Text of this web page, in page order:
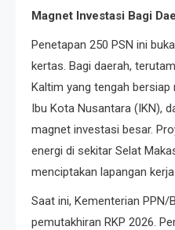
Magnet Investasi Bagi
Penetapan 250 PSN ini
kertas. Bagi daerah,
Kaltim yang tengah
Ibu Kota Nusantara (IKN),
magnet investasi besar.
energi di sekitar Selat
menciptakan lapangan
Saat ini, Kementerian
pemutakhiran RKP 2026.